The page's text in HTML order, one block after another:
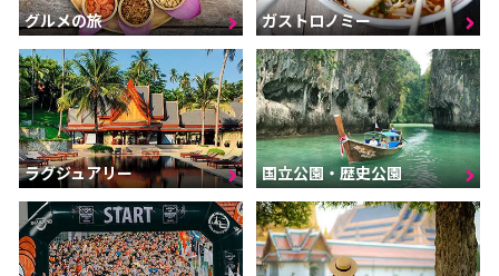
グルメの旅 ガストロノミー
ラグジュアリー 国立公園・歴史公園